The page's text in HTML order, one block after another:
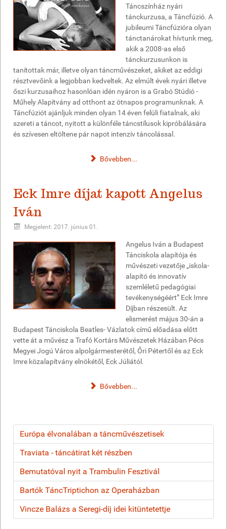
Táncszínház nyári
tánckurzusa, a Táncfúzió. A
jubileumi Táncfúzióra olyan
tánctanárokat hívtunk meg,
akik a 2008-as első
tánckurzusunkon is
tanítottak már, illetve olyan táncművészeket, akiket az eddigi
résztvevőink a legjobban kedveltek. Az elmúlt évek nyári illetve
őszi kurzusaihoz hasonlóan idén nyáron is a Grabó Stúdió -
Műhely Alapítvány ad otthont az ötnapos programunknak. A
Táncfúziót ajánljuk minden olyan 14 éven felüli fiatalnak, aki
szereti a táncot, nyitott a különféle táncstílusok kipróbálására
és szívesen eltöltene pár napot intenzív táncolással.
Bővebben...
Eck Imre díjat kapott Angelus
Iván
Megjelent: 2017. június 01.
Angelus Iván a Budapest
Tánciskola alapítója és
művészeti vezetője „iskola-
alapító és innovatív
szemléletű pedagógiai
tevékenységéért” Eck Imre
Díjban részesült. Az
elismerést május 30-án a
Budapest Tánciskola Beatles- Vázlatok című előadása előtt
vette át a művész a Trafó Kortárs Művészetek Házában Pécs
Megyei Jogú Város alpolgármesterétől, Őri Pétertől és az Eck
Imre közalapítvány elnökétől, Eck Júliától.
Bővebben...
Európa élvonalában a táncművészetisek
Traviata - táncátirat két részben
Bemutatóval nyit a Trambulin Fesztivál
Bartók TáncTriptichon az Operaházban
Vincze Balázs a Seregi-díj idei kitüntetettje